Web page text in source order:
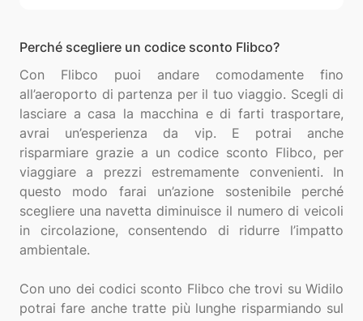
Perché scegliere un codice sconto Flibco?
Con Flibco puoi andare comodamente fino
all’aeroporto di partenza per il tuo viaggio. Scegli di
lasciare a casa la macchina e di farti trasportare,
avrai un’esperienza da vip. E potrai anche
risparmiare grazie a un codice sconto Flibco, per
viaggiare a prezzi estremamente convenienti. In
questo modo farai un’azione sostenibile perché
scegliere una navetta diminuisce il numero di veicoli
in circolazione, consentendo di ridurre l’impatto
ambientale.
Con uno dei codici sconto Flibco che trovi su Widilo
potrai fare anche tratte più lunghe risparmiando sul